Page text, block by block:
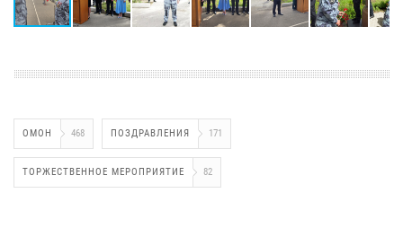
ОМОН 468 ПОЗДРАВЛЕНИЯ 171
ТОРЖЕСТВЕННОЕ МЕРОПРИЯТИЕ 82